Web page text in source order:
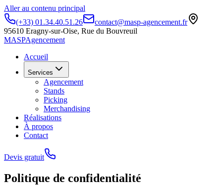
Aller au contenu principal
(+33) 01.34.40.51.26
contact@masp-agencement.fr
95610 Eragny-sur-Oise, Rue du Bouvreuil
MASPAgencement
Accueil
Services
Agencement
Stands
Picking
Merchandising
Réalisations
À propos
Contact
Devis gratuit
Politique de confidentialité